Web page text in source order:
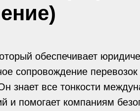
обеспечивает
сопровождение
знает все тонкости
и помогает компаниям